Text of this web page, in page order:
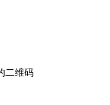
二维码